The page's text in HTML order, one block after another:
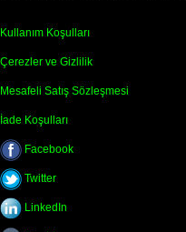
Kullanım Koşulları
Çerezler ve Gizlilik
Mesafeli Satış Sözleşmesi
İade Koşulları
Facebook
Twitter
LinkedIn